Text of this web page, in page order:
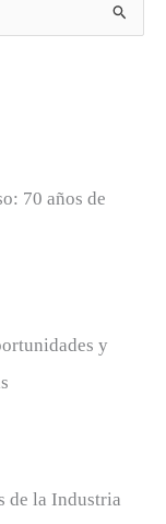
70 años de
y
de la Industria